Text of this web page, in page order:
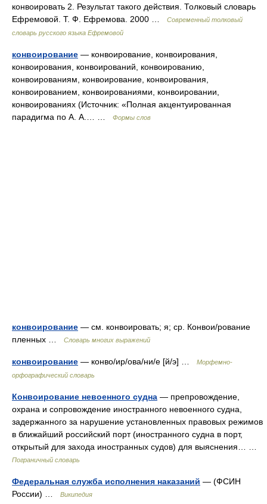
конвоировать 2. Результат такого действия. Толковый словарь
Ефремовой. Т. Ф. Ефремова. 2000 …
Современный толковый
словарь русского языка Ефремовой
конвоирование — конвоирование, конвоирования,
конвоирования, конвоирований, конвоированию,
конвоированиям, конвоирование, конвоирования,
конвоированием, конвоированиями, конвоировании,
конвоированиях (Источник: «Полная акцентуированная
парадигма по А. А.… …
Формы слов
конвоирование — см. конвоировать; я; ср. Конвои/рование
пленных …
Словарь многих выражений
конвоирование — конво/ир/ова/ни/е [й/э] …
Морфемно-
орфографический словарь
Конвоирование невоенного судна — препровождение,
охрана и сопровождение иностранного невоенного судна,
задержанного за нарушение установленных правовых режимов
в ближайший российский порт (иностранного судна в порт,
открытый для захода иностранных судов) для выяснения… …
Пограничный словарь
Федеральная служба исполнения наказаний — (ФСИН
России) …
Википедия